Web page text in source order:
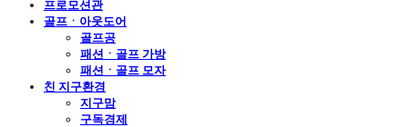
프로모션관
골프ㆍ아웃도어
골프공
패션ㆍ골프 가방
패션ㆍ골프 모자
친 지구환경
지구맘
구독경제